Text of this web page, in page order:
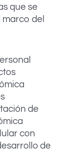
que se
del
de
con
de